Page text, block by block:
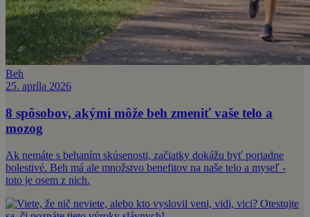
Beh
25. apríla 2026
8 spôsobov, akými môže beh zmeniť vaše telo a
mozog
Ak nemáte s behaním skúsenosti, začiatky dokážu byť poriadne
bolestivé. Beh má ale množstvo benefitov na naše telo a myseľ -
toto je osem z nich.